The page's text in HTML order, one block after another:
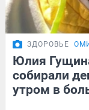
ЗДОРОВЬЕ
Юлия
собирали
утром в